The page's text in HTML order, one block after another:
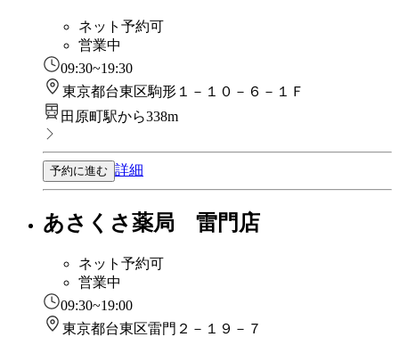
ネット予約可
営業中
09:30~19:30
東京都台東区駒形１－１０－６－１Ｆ
田原町駅から338m
予約に進む 詳細
あさくさ薬局 雷門店
ネット予約可
営業中
09:30~19:00
東京都台東区雷門２－１９－７